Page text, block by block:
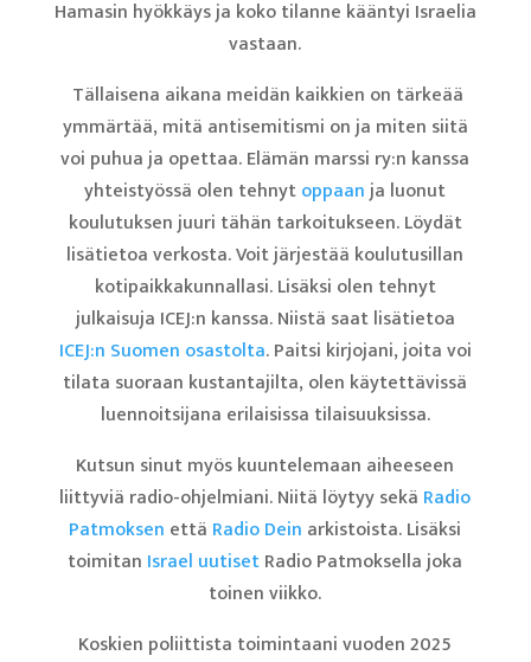
Hamasin hyökkäys ja koko tilanne kääntyi Israelia
vastaan.
Tällaisena aikana meidän kaikkien on tärkeää
ymmärtää, mitä antisemitismi on ja miten siitä
voi puhua ja opettaa. Elämän marssi ry:n kanssa
yhteistyössä olen tehnytoppaanja luonut
koulutuksen juuri tähän tarkoitukseen. Löydät
lisätietoa verkosta. Voit järjestää koulutusillan
kotipaikkakunnallasi. Lisäksi olen tehnyt
julkaisuja ICEJ:n kanssa. Niistä saat lisätietoa
ICEJ:n Suomen osastolta. Paitsi kirjojani, joita voi
tilata suoraan kustantajilta, olen käytettävissä
luennoitsijana erilaisissa tilaisuuksissa.
Kutsun sinut myös kuuntelemaan aiheeseen
liittyviä radio-ohjelmiani. Niitä löytyy sekä Radio
Patmoksen että Radio Dein arkistoista. Lisäksi
toimitan Israel uutisetRadio Patmoksella joka
toinen viikko.
Koskien poliittista toimintaani vuoden 2025